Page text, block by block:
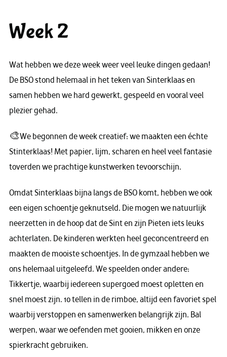
Week 2
Wat hebben we deze week weer veel leuke dingen gedaan!
De BSO stond helemaal in het teken van Sinterklaas en
samen hebben we hard gewerkt, gespeeld en vooral veel
plezier gehad.
🎨We begonnen de week creatief: we maakten een échte
Stinterklaas! Met papier, lijm, scharen en heel veel fantasie
toverden we prachtige kunstwerken tevoorschijn.
Omdat Sinterklaas bijna langs de BSO komt, hebben we ook
een eigen schoentje geknutseld. Die mogen we natuurlijk
neerzetten in de hoop dat de Sint en zijn Pieten iets leuks
achterlaten. De kinderen werkten heel geconcentreerd en
maakten de mooiste schoentjes. In de gymzaal hebben we
ons helemaal uitgeleefd. We speelden onder andere:
Tikkertje, waarbij iedereen supergoed moest opletten en
snel moest zijn. 10 tellen in de rimboe, altijd een favoriet spel
waarbij verstoppen en samenwerken belangrijk zijn. Bal
werpen, waar we oefenden met gooien, mikken en onze
spierkracht gebruiken.